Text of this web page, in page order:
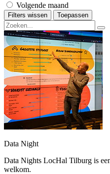
Volgende maand
Filters wissen Toepassen
Data Night
Data Nights LocHal Tilburg is
welkom.